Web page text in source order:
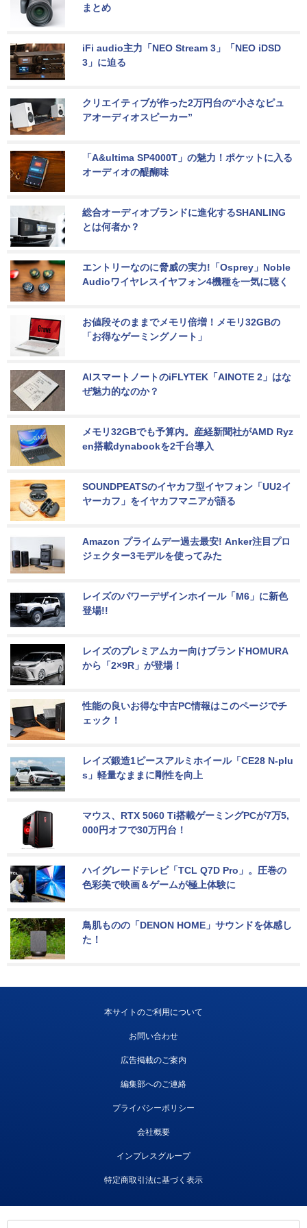
まとめ
iFi audio主力「NEO Stream 3」「NEO iDSD
3」に迫る
クリエイティブが作った2万円台の“小さなピュ
アオーディオスピーカー”
「A&ultima SP4000T」の魅力！ポケットに入る
オーディオの醍醐味
総合オーディオブランドに進化するSHANLING
とは何者か？
エントリーなのに脅威の実力!「Osprey」Noble
Audioワイヤレスイヤフォン4機種を一気に聴く
お値段そのままでメモリ倍増！メモリ32GBの
「お得なゲーミングノート」
AIスマートノートのiFLYTEK「AINOTE 2」はな
ぜ魅力的なのか？
メモリ32GBでも予算内。産経新聞社がAMD Ryz
en搭載dynabookを2千台導入
SOUNDPEATSのイヤカフ型イヤフォン「UU2イ
ヤーカフ」をイヤカフマニアが語る
Amazon プライムデー過去最安! Anker注目プロ
ジェクター3モデルを使ってみた
レイズのパワーデザインホイール「M6」に新色
登場!!
レイズのプレミアムカー向けブランドHOMURA
から「2×9R」が登場！
性能の良いお得な中古PC情報はこのページでチ
ェック！
レイズ鍛造1ピースアルミホイール「CE28 N-plu
s」軽量なままに剛性を向上
マウス、RTX 5060 Ti搭載ゲーミングPCが7万5,
000円オフで30万円台！
ハイグレードテレビ「TCL Q7D Pro」。圧巻の
色彩美で映画＆ゲームが極上体験に
鳥肌ものの「DENON HOME」サウンドを体感し
た！
本サイトのご利用について
お問い合わせ
広告掲載のご案内
編集部へのご連絡
プライバシーポリシー
会社概要
インプレスグループ
特定商取引法に基づく表示